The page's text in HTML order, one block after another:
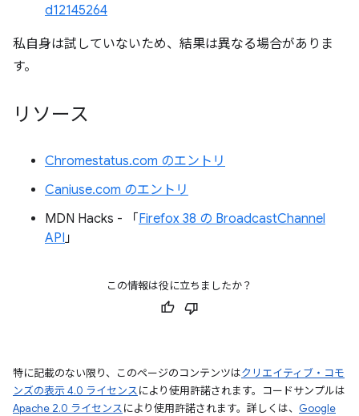
d12145264
私自身は試していないため、結果は異なる場合がありま
す。
リソース
Chromestatus.com のエントリ
Caniuse.com のエントリ
MDN Hacks - 「 Firefox 38 の BroadcastChannel
API」
この情報は役に立ちましたか？
特に記載のない限り、このページのコンテンツはクリエイティブ・コモ
ンズの表示 4.0 ライセンスにより使用許諾されます。コードサンプルは
Apache 2.0 ライセンスにより使用許諾されます。詳しくは、 Google